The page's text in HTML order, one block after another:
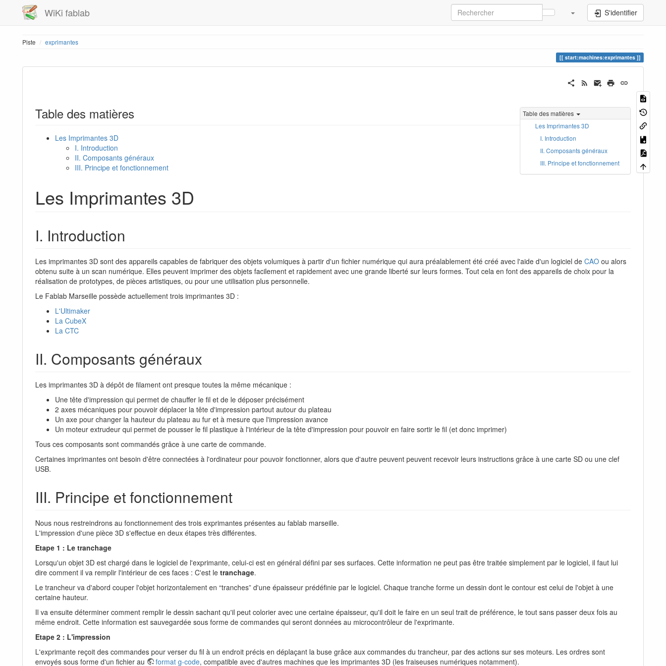
WiKi fablab S'identifier
Piste exprimantes
start:machines:exprimantes
Table des matières
Les Imprimantes 3D
I. Introduction
II. Composants généraux
III. Principe et fonctionnement
Table des matières
Les Imprimantes 3D
I. Introduction
II. Composants généraux
III. Principe et fonctionnement
Les Imprimantes 3D
I. Introduction
Les imprimantes 3D sont des appareils capables de fabriquer des objets volumiques à partir d'un fichier numérique qui aura préalablement été créé avec l'aide d'un logiciel de CAO ou alors
obtenu suite à un scan numérique. Elles peuvent imprimer des objets facilement et rapidement avec une grande liberté sur leurs formes. Tout cela en font des appareils de choix pour la
réalisation de prototypes, de pièces artistiques, ou pour une utilisation plus personnelle.
Le Fablab Marseille possède actuellement trois imprimantes 3D :
L'Ultimaker
La CubeX
La CTC
II. Composants généraux
Les imprimantes 3D à dépôt de filament ont presque toutes la même mécanique :
Une tête d'impression qui permet de chauffer le fil et de le déposer précisément
2 axes mécaniques pour pouvoir déplacer la tête d'impression partout autour du plateau
Un axe pour changer la hauteur du plateau au fur et à mesure que l'impression avance
Un moteur extrudeur qui permet de pousser le fil plastique à l'intérieur de la tête d'impression pour pouvoir en faire sortir le fil (et donc imprimer)
Tous ces composants sont commandés grâce à une carte de commande.
Certaines imprimantes ont besoin d'être connectées à l'ordinateur pour pouvoir fonctionner, alors que d'autre peuvent peuvent recevoir leurs instructions grâce à une carte SD ou une clef
USB.
III. Principe et fonctionnement
Nous nous restreindrons au fonctionnement des trois exprimantes présentes au fablab marseille.
L'impression d'une pièce 3D s'effectue en deux étapes très différentes.
Etape 1 : Le tranchage
Lorsqu'un objet 3D est chargé dans le logiciel de l'exprimante, celui-ci est en général défini par ses surfaces. Cette information ne peut pas être traitée simplement par le logiciel, il faut lui
dire comment il va remplir l'intérieur de ces faces : C'est le tranchage.
Le trancheur va d'abord couper l'objet horizontalement en “tranches” d'une épaisseur prédéfinie par le logiciel. Chaque tranche forme un dessin dont le contour est celui de l'objet à une
certaine hauteur.
Il va ensuite déterminer comment remplir le dessin sachant qu'il peut colorier avec une certaine épaisseur, qu'il doit le faire en un seul trait de préférence, le tout sans passer deux fois au
même endroit. Cette information est sauvegardée sous forme de commandes qui seront données au microcontrôleur de l'exprimante.
Etape 2 : L'impression
L'exprimante reçoit des commandes pour verser du fil à un endroit précis en déplaçant la buse grâce aux commandes du trancheur, par des actions sur ses moteurs. Les ordres sont
envoyés sous forme d'un fichier au
format g-code, compatible avec d'autres machines que les imprimantes 3D (les fraiseuses numériques notamment).